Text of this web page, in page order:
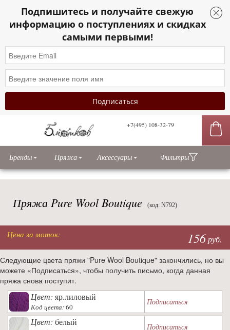
Подпишитесь и получайте свежую
информацию о поступлениях и скидках
самыми первыми!
+7(495) 108-32-79
Бренды Пряжа Аксессуары Фильтры
Пряжа Pure Wool Boutique (код: N792)
Цена за моток: 156руб.
Следующие цвета пряжи "Pure Wool Boutique" закончились, но вы
можете «Подписаться», чтобы получить письмо, когда данная
пряжа снова поступит.
Цвет: яр.лиловый
Код цвета:60
Подписаться
Цвет: белый Подписаться